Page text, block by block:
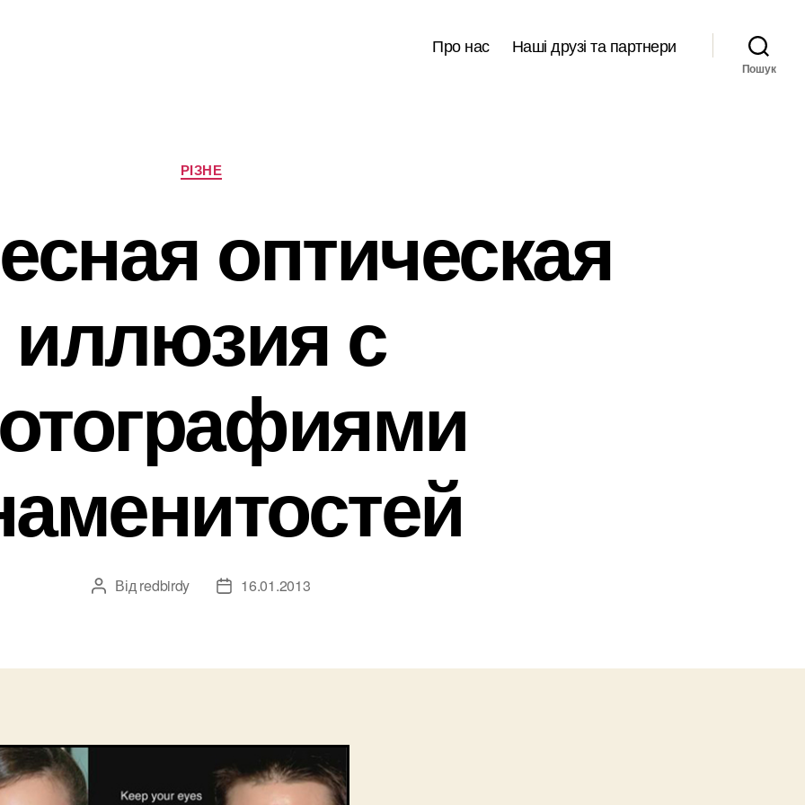
Про нас Наші друзі та партнери
Пошук
Категорії
РІЗНЕ
оптическая
иллюзия с
Автор
Від redbirdy
Дата16.01.2013